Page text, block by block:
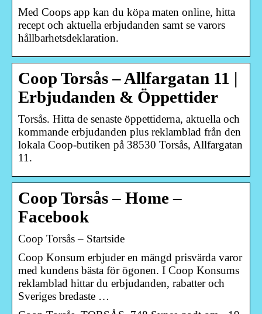
Med Coops app kan du köpa maten online, hitta
recept och aktuella erbjudanden samt se varors
hållbarhetsdeklaration.
Coop Torsås – Allfargatan 11 |
Erbjudanden & Öppettider
Torsås. Hitta de senaste öppettiderna, aktuella och
kommande erbjudanden plus reklamblad från den
lokala Coop-butiken på 38530 Torsås, Allfargatan
11.
Coop Torsås – Home –
Facebook
Coop Torsås – Startside
Coop Konsum erbjuder en mängd prisvärda varor
med kundens bästa för ögonen. I Coop Konsums
reklamblad hittar du erbjudanden, rabatter och
Sveriges bredaste …